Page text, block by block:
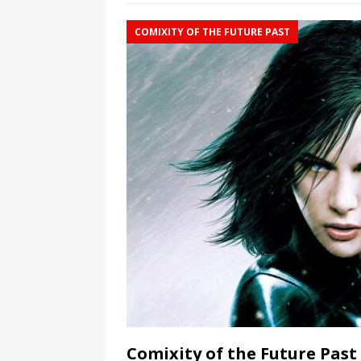
COMIXITY OF THE FUTURE PAST
Comixity of the Future Past